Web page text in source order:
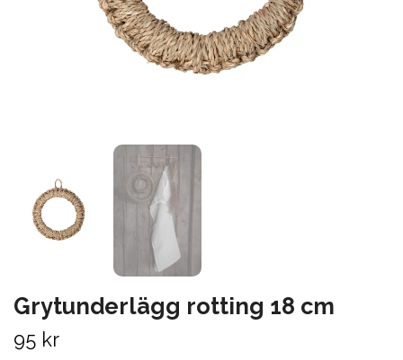
Grytunderlägg rotting 18 cm
95 kr